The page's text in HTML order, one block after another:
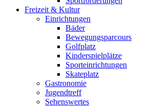
Freizeit & Kultur
Einrichtungen
Bäder
Bewegungsparcours
Golfplatz
Kinderspielplätze
Sporteinrichtungen
Skateplatz
Gastronomie
Jugendtreff
Sehenswertes